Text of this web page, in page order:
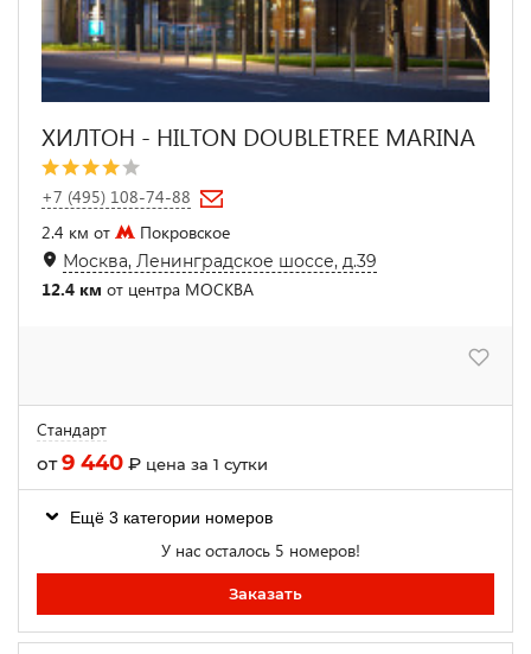
ХИЛТОН - HILTON DOUBLETREE MARINA
+7 (495) 108-74-88
2.4 км от
Покровское
Москва, Ленинградское шоссе, д.39
12.4 км от центра МОСКВА
Стандарт
от9 440 ₽ цена за 1 сутки
Ещё 3 категории номеров
У нас осталось 5 номеров!
Заказать